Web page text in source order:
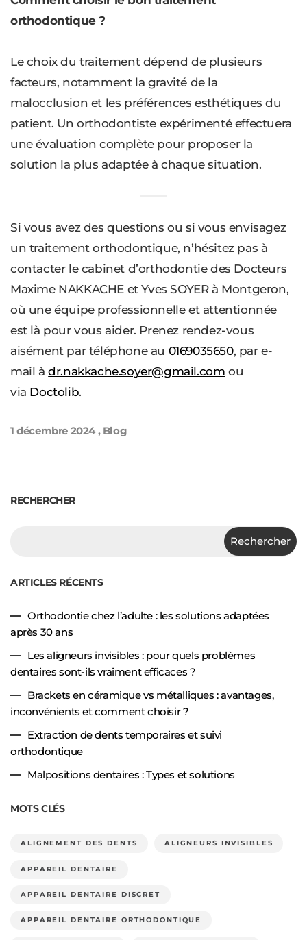
orthodontique ?
Le choix du traitement dépend de plusieurs
facteurs, notamment la gravité de la
malocclusion et les préférences esthétiques du
patient. Un orthodontiste expérimenté effectuera
une évaluation complète pour proposer la
solution la plus adaptée à chaque situation.
Si vous avez des questions ou si vous envisagez
un traitement orthodontique, n’hésitez pas à
contacter le cabinet d’orthodontie des Docteurs
Maxime NAKKACHE et Yves SOYER à Montgeron,
où une équipe professionnelle et attentionnée
est là pour vous aider. Prenez rendez-vous
aisément par téléphone au 0169035650, par e-
mail àdr.nakkache.soyer@gmail.com ou
via Doctolib.
1 décembre 2024 , Blog
RECHERCHER
Rechercher
ARTICLES RÉCENTS
Orthodontie chez l’adulte : les solutions adaptées
après 30 ans
Les aligneurs invisibles : pour quels problèmes
dentaires sont-ils vraiment efficaces ?
Brackets en céramique vs métalliques : avantages,
inconvénients et comment choisir ?
Extraction de dents temporaires et suivi
orthodontique
Malpositions dentaires : Types et solutions
MOTS CLÉS
ALIGNEMENT DES DENTS ALIGNEURS INVISIBLES
APPAREIL DENTAIRE
APPAREIL DENTAIRE DISCRET
APPAREIL DENTAIRE ORTHODONTIQUE